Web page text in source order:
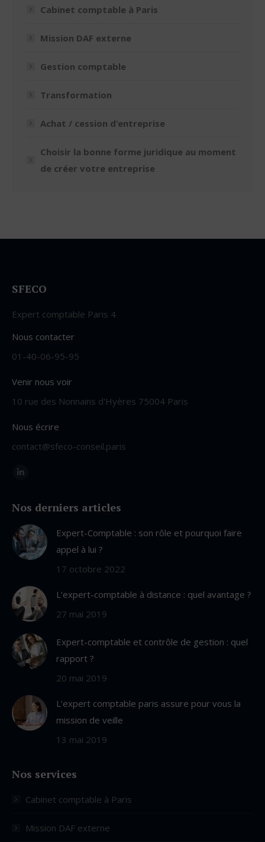
Cabinet comptable à Paris
Mission DAF externe
Gestion comptable
Transformation
Achat / cession d’entreprise
Choisir la bonne forme juridique au moment
de créer votre entreprise
SFECO
Expert comptable Paris 4
Nous contacter
01-40-06-95-95
Venir nous voir
10 rue des Nonnains d'Hyères 75004 Paris
Nous écrire
contact@sfeco-conseil.paris
Trouvez nous sur :
LinkedIn
opens
in
new
window
Nos derniers articles
Expert-Comptable : son rôle et pourquoi faire
appel à lui ?
17 octobre 2022
L’expert-comptable à distance : quel avantage ?
27 mai 2019
Expert-comptable et contrôle de gestion : quel
rapport ?
20 mai 2019
L’expert comptable paris assure pour vous la
mission de veille
13 mai 2019
Nos services
Cabinet comptable à Paris
Mission DAF externe